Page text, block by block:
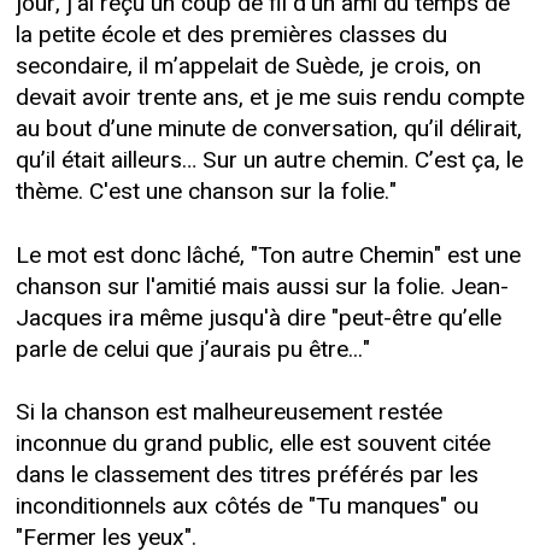
la petite école et des premières classes du
secondaire, il m’appelait de Suède, je crois, on
devait avoir trente ans, et je me suis rendu compte
au bout d’une minute de conversation, qu’il délirait,
qu’il était ailleurs… Sur un autre chemin. C’est ça, le
thème. C'est une chanson sur la folie."
Le mot est donc lâché, "Ton autre Chemin" est une
chanson sur l'amitié mais aussi sur la folie. Jean-
Jacques ira même jusqu'à dire "peut-être qu’elle
parle de celui que j’aurais pu être..."
Si la chanson est malheureusement restée
inconnue du grand public, elle est souvent citée
dans le classement des titres préférés par les
inconditionnels aux côtés de "Tu manques" ou
"Fermer les yeux".